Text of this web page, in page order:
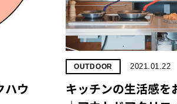
ハウ
OUTDOOR 2021.01.22
キッチンの生活感を